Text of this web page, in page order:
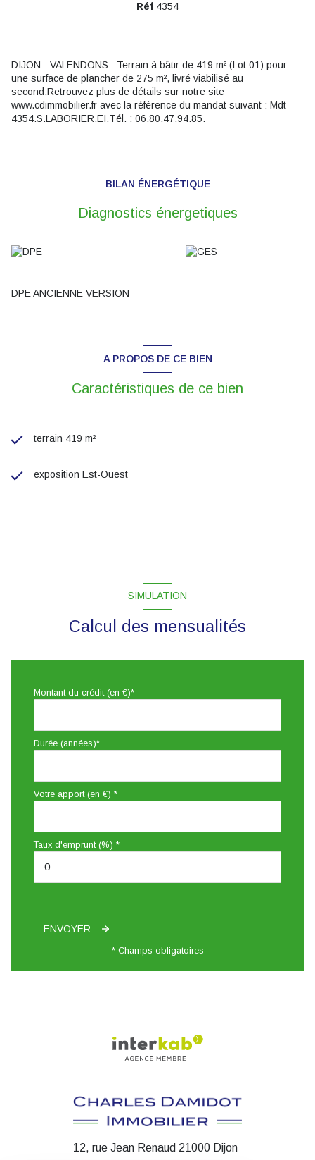
Réf 4354
DIJON - VALENDONS : Terrain à bâtir de 419 m² (Lot 01) pour
une surface de plancher de 275 m², livré viabilisé au
second.Retrouvez plus de détails sur notre site
www.cdimmobilier.fr avec la référence du mandat suivant : Mdt
4354.S.LABORIER.EI.Tél. : 06.80.47.94.85.
BILAN ÉNERGÉTIQUE
Diagnostics énergetiques
DPE ANCIENNE VERSION
A PROPOS DE CE BIEN
Caractéristiques de ce bien
terrain 419 m²
exposition Est-Ouest
SIMULATION
Calcul des mensualités
Montant du crédit (en €)*
Durée (années)*
Votre apport (en €) *
Taux d'emprunt (%) *
ENVOYER
* Champs obligatoires
12, rue Jean Renaud 21000 Dijon